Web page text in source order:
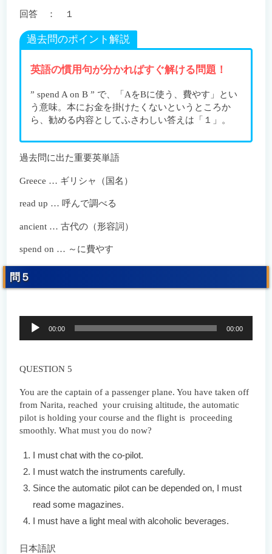
回答 ： １
過去問のポイント解説
英語の慣用句が分かればすぐ解ける問題！
” spend A on B ” で、「AをBに使う、費やす」とい
う意味。本にお金を掛けたくないというところか
ら、勧める内容としてふさわしい答えは「１」。
過去問に出た重要英単語
Greece … ギリシャ（国名）
read up … 呼んで調べる
ancient … 古代の（形容詞）
spend on … ～に費やす
問５
ー
ー
00:00 00:00
QUESTION 5
You are the captain of a passenger plane. You have taken off
from Narita, reached your cruising altitude, the automatic
pilot is holding your course and the flight is proceeding
smoothly. What must you do now?
I must chat with the co-pilot.
I must watch the instruments carefully.
Since the automatic pilot can be depended on, I must
read some magazines.
I must have a light meal with alcoholic beverages.
日本語訳